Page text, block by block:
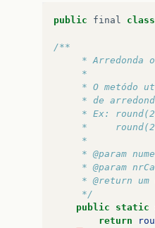
public final class
/**
* Arredonda
	 *
* O metódo
* de
* Ex:
*
	 *
* @param
* @param
* @return um
	 */
public
static
return